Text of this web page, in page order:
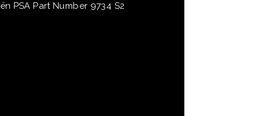
PSA Part Number 9734 S2